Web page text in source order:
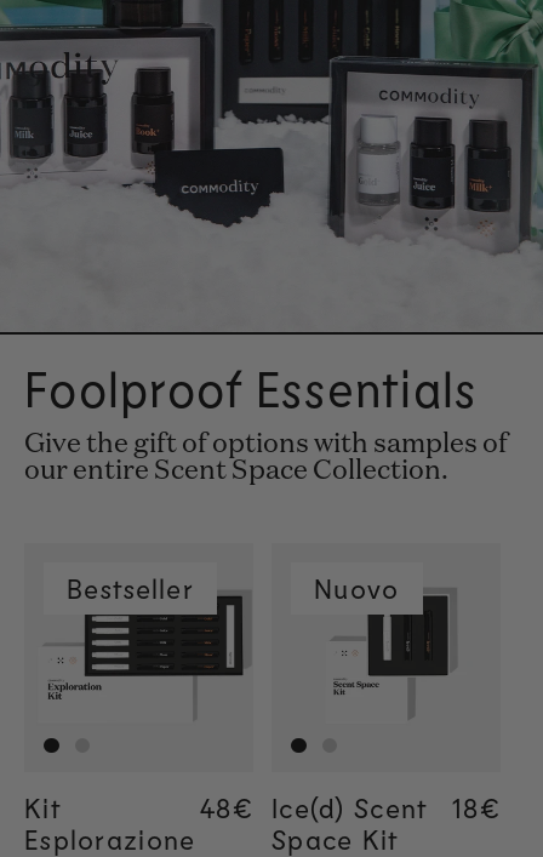
Foolproof Essentials
Give the gift of options with samples of
our entire Scent Space Collection.
Bestseller
Kit
Esplorazione
Regular price
48€
Regular price
48€
Nuovo
Ice(d) Scent
Space Kit
18€
18€